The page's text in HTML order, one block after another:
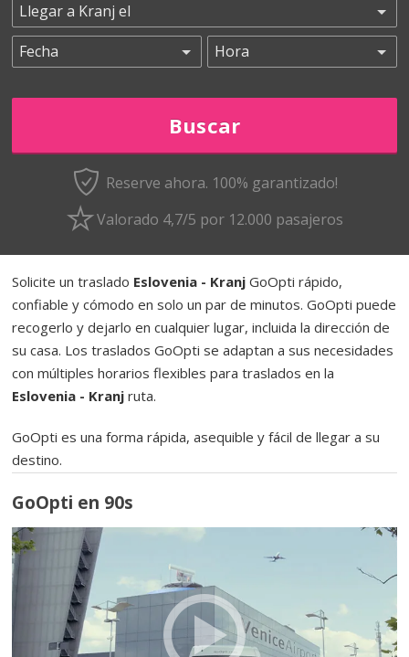
Reserve ahora. 100% garantizado!
Valorado 4,7/5 por 12.000 pasajeros
Solicite un traslado Eslovenia - Kranj GoOpti rápido,
confiable y cómodo en solo un par de minutos. GoOpti puede
recogerlo y dejarlo en cualquier lugar, incluida la dirección de
su casa. Los traslados GoOpti se adaptan a sus necesidades
con múltiples horarios flexibles para traslados en la
Eslovenia - Kranj ruta.
GoOpti es una forma rápida, asequible y fácil de llegar a su
destino.
GoOpti en 90s